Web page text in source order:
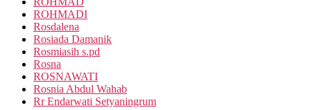
ROHMADI
Rosdalena
Rosiada Damanik
Rosmiasih s.pd
Rosna
ROSNAWATI
Rosnia Abdul Wahab
Rr Endarwati Setyaningrum